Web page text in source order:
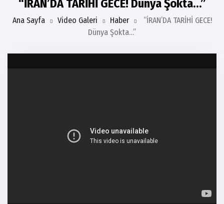
“İRAN’DA TARİHİ GECE! Dünya Şokta…”
Ana Sayfa Video Galeri Haber
“İRAN’DA TARİHİ GECE!
Dünya Şokta…”